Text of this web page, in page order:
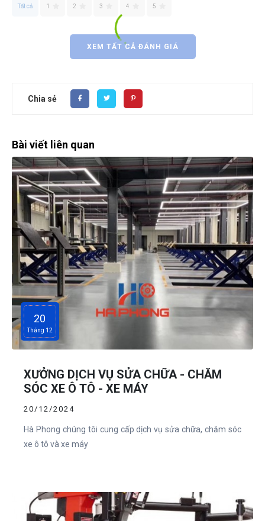
Tất cả 1 2 3 4 5
XEM TẤT CẢ ĐÁNH GIÁ
Chia sẻ
Bài viết liên quan
20
Tháng 12
XƯỞNG DỊCH VỤ SỬA CHỮA - CHĂM
SÓC XE Ô TÔ - XE MÁY
20/12/2024
Hà Phong chúng tôi cung cấp dịch vụ sửa chữa, chăm sóc
xe ô tô và xe máy